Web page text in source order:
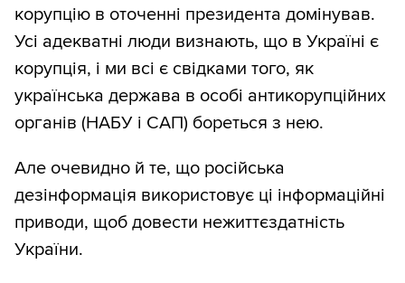
корупцію в оточенні президента домінував.
Усі адекватні люди визнають, що в Україні є
корупція, і ми всі є свідками того, як
українська держава в особі антикорупційних
органів (НАБУ і САП) бореться з нею.
Але очевидно й те, що російська
дезінформація використовує ці інформаційні
приводи, щоб довести нежиттєздатність
України.